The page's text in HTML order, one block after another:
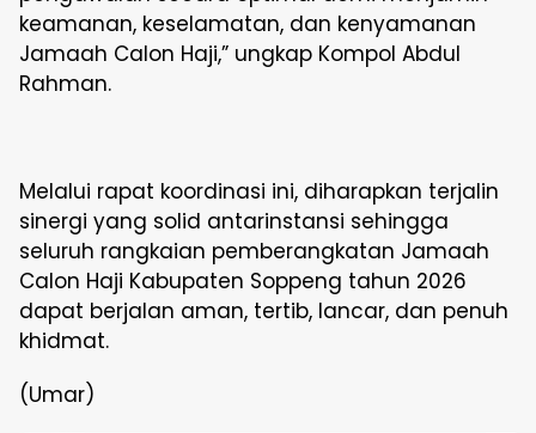
keamanan, keselamatan, dan kenyamanan
Jamaah Calon Haji,” ungkap Kompol Abdul
Rahman.
Melalui rapat koordinasi ini, diharapkan terjalin
sinergi yang solid antarinstansi sehingga
seluruh rangkaian pemberangkatan Jamaah
Calon Haji Kabupaten Soppeng tahun 2026
dapat berjalan aman, tertib, lancar, dan penuh
khidmat.
(Umar)